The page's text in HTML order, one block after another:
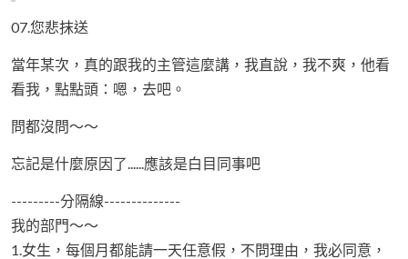
07.您悲抹送
當年某次，真的跟我的主管這麼講，我直說，我不爽，他看
看我，點點頭：嗯，去吧。
問都沒問～～
忘記是什麼原因了......應該是白目同事吧
---------分隔線--------------
我的部門～～
1.女生，每個月都能請一天任意假，不問理由，我必同意，